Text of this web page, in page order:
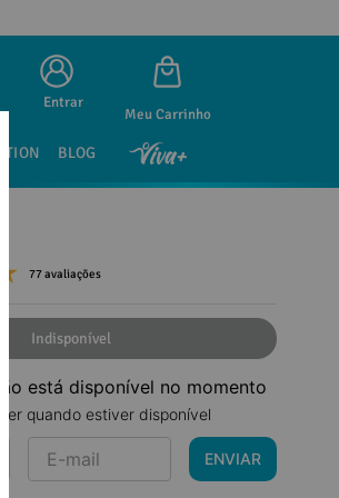
Entrar
BLOG
77 avaliações
Indisponível
está disponível no momento
quando estiver disponível
ENVIAR